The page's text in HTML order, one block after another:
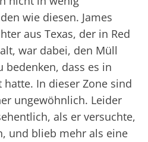
wie diesen. James
aus Texas, der in Red
war dabei, den Müll
bedenken, dass es in
In dieser Zone sind
ungewöhnlich. Leider
als er versuchte,
und blieb mehr als eine